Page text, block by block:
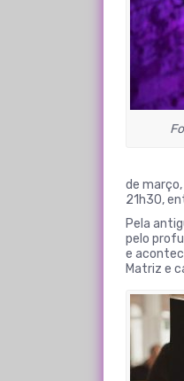
de março,
21h30,
Pela
pelo
e
Matriz e